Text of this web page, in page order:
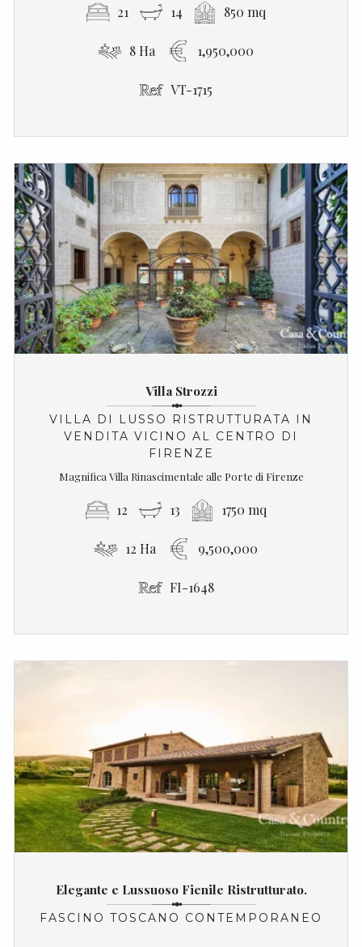
21 14 850 mq
8 Ha 1,950,000
VT-1715
Villa Strozzi
VILLA DI LUSSO RISTRUTTURATA IN
VENDITA VICINO AL CENTRO DI
FIRENZE
Magnifica Villa Rinascimentale alle Porte di Firenze
12 13 1750 mq
12 Ha 9,500,000
FI-1648
Elegante e Lussuoso Fienile Ristrutturato.
FASCINO TOSCANO CONTEMPORANEO